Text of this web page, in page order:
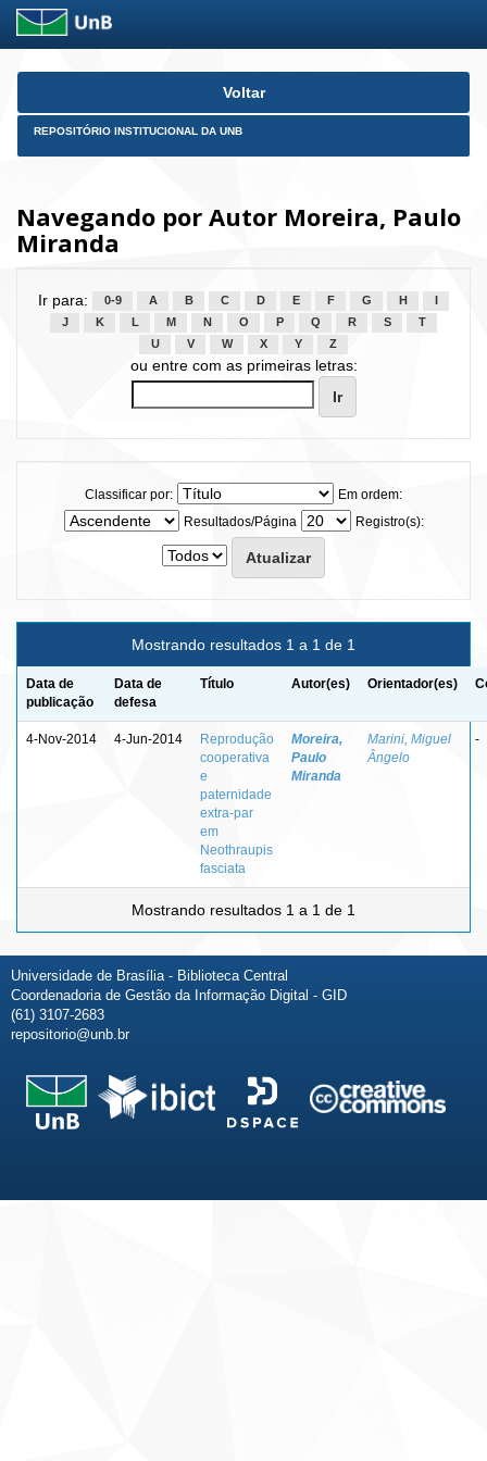
Skip
Voltar
REPOSITÓRIO INSTITUCIONAL DA UNB
Navegando por Autor Moreira, Paulo
Miranda
Ir para: 0-9 A B C D E F G H
J
K L M N O P Q R S
T
U
V W X Y Z
ou entre com as primeiras letras:
Classificar por:
Em ordem:
Resultados/Página
Registro(s):
Mostrando resultados 1 a 1 de 1
Data de
publicação
Data de
defesa
Título Autor(es) Orientador(es)
4-Nov-2014 4-Jun-2014
Reprodução
cooperativa
e
paternidade
extra-par
em
Neothraupis
fasciata
Moreira,
Paulo
Miranda
Marini, Miguel
Ângelo
-
Mostrando resultados 1 a 1 de 1
Universidade de Brasília - Biblioteca Central
Coordenadoria de Gestão da Informação Digital - GID
(61) 3107-2683
repositorio@unb.br